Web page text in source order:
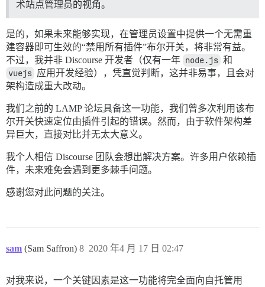
术站点管理员的视角。
是的，如果未来能够实现，在管理员设置中提供一个无需重
建容器即可生效的“禁用所有插件”布尔开关，将非常有益。
不过，我并非 Discourse 开发者（仅有一年 node.js 和
vuejs 应用开发经验），凭直觉判断，这并非易事，且会对
架构造成重大改动。
我们之前的 LAMP 论坛具备这一功能，我们曾多次利用该布
尔开关快速定位由插件引起的错误。然而，由于软件架构差
异巨大，直接对比并无太大意义。
我个人相信 Discourse 团队会想出解决方案。许多用户依赖插
件，未来难免会遇到更多棘手问题。
感谢您对此问题的关注。
sam (Sam Saffron) 2020 年4 月 17 日 02:47
8
对我来说，一个关键因素是这一功能将完全面向自托管用